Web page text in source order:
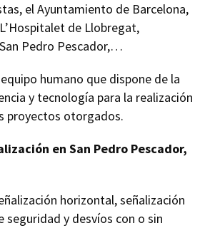
el Ayuntamiento de Barcelona,
de Llobregat,
Pedro Pescador,…
humano que dispone de la
y tecnología para la realización
proyectos otorgados.
en San Pedro Pescador,
horizontal, señalización
seguridad y desvíos con o sin